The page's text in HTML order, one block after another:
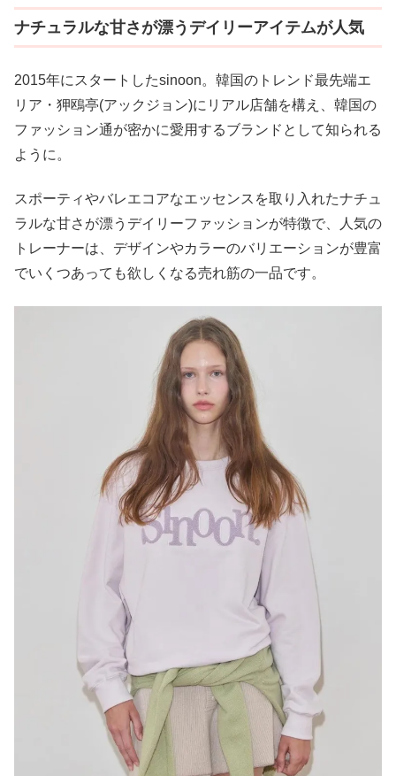
ナチュラルな甘さが漂うデイリーアイテムが人気
2015年にスタートしたsinoon。韓国のトレンド最先端エ
リア・狎鴎亭(アックジョン)にリアル店舗を構え、韓国の
ファッション通が密かに愛用するブランドとして知られる
ように。
スポーティやバレエコアなエッセンスを取り入れたナチュ
ラルな甘さが漂うデイリーファッションが特徴で、人気の
トレーナーは、デザインやカラーのバリエーションが豊富
でいくつあっても欲しくなる売れ筋の一品です。